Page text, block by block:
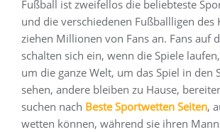
Fußball ist zweifellos die beliebteste
und die verschiedenen Fußballligen des
ziehen Millionen von Fans an. Fans auf
schalten sich ein, wenn die Spiele
um die ganze Welt, um das Spiel in den
sehen, andere bleiben zu Hause,
suchen nach Beste Sportwetten Seiten,
wetten können, während sie ihren